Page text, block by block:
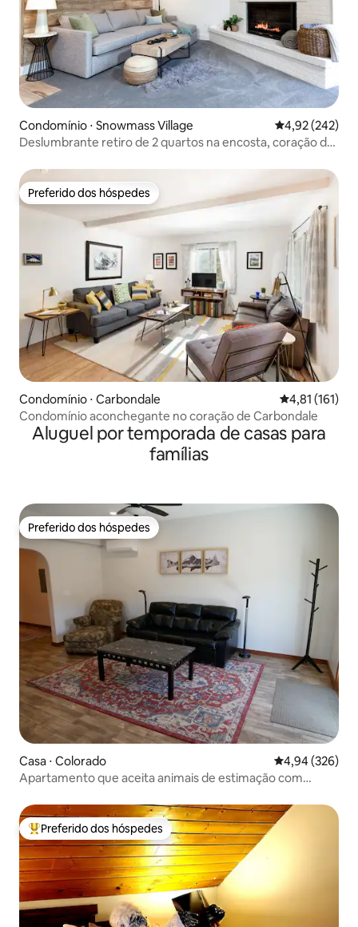
Condomínio ⋅ Snowmass Village 4,92 de uma
4,92 (242)
Deslumbrante retiro de 2 quartos na encosta, coração de
Preferido dos hóspedes
Preferido dos hóspedes
Condomínio ⋅ Carbondale 4,81 de uma
4,81 (161)
Condomínio aconchegante no coração de Carbondale
Aluguel por temporada de casas para
famílias
Preferido dos hóspedes
Preferido dos hóspedes
Casa ⋅ Colorado 4,94 de uma
4,94 (326)
Apartamento que aceita animais de estimação com
Entre os melhores preferidos dos hóspedes
Preferido dos hóspedes